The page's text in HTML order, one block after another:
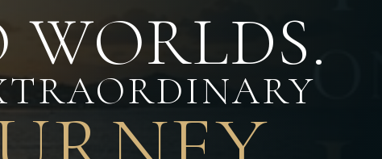
WORLDS.